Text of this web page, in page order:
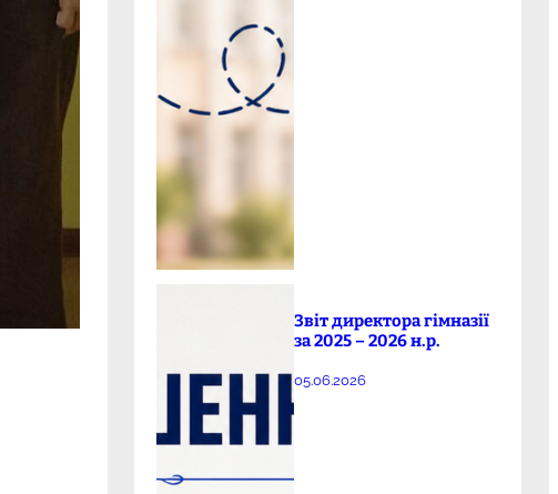
Звіт директора гімназії
за 2025 – 2026 н.р.
05.06.2026